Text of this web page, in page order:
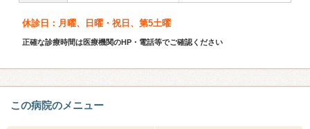
休診日：月曜、日曜・祝日、第5土曜
正確な診療時間は医療機関のHP・電話等でご確認ください
この病院のメニュー